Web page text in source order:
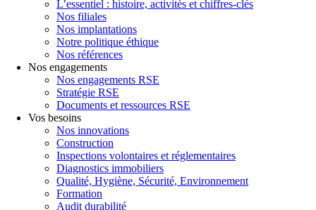
L’essentiel : histoire, activités et chiffres-clés
Nos filiales
Nos implantations
Notre politique éthique
Nos références
Nos engagements
Nos engagements RSE
Stratégie RSE
Documents et ressources RSE
Vos besoins
Nos innovations
Construction
Inspections volontaires et réglementaires
Diagnostics immobiliers
Qualité, Hygiène, Sécurité, Environnement
Formation
Audit durabilité